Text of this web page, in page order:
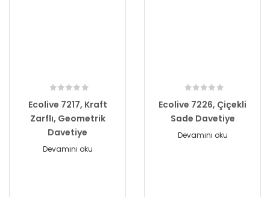
Ecolive 7217, Kraft
Zarflı, Geometrik
Davetiye
Devamını oku
Ecolive 7226, Çiçekli
Sade Davetiye
Devamını oku